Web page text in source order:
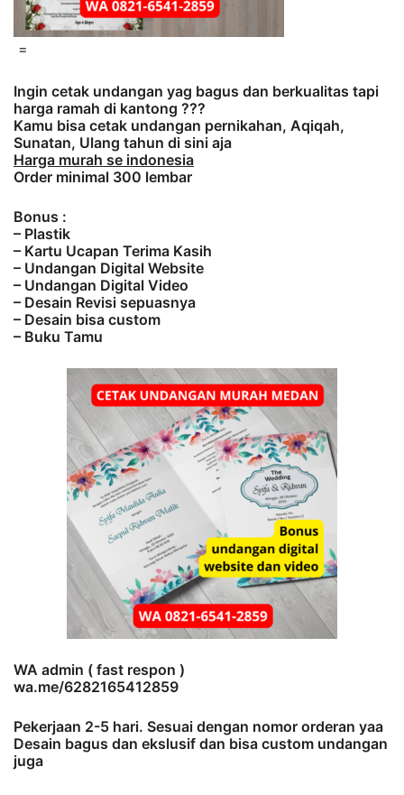
=
Ingin cetak undangan yag bagus dan berkualitas tapi
harga ramah di kantong ???
Kamu bisa cetak undangan pernikahan, Aqiqah,
Sunatan, Ulang tahun di sini aja
Harga murah se indonesia
Order minimal 300 lembar
Bonus :
– Plastik
– Kartu Ucapan Terima Kasih
– Undangan Digital Website
– Undangan Digital Video
– Desain Revisi sepuasnya
– Desain bisa custom
– Buku Tamu
WA admin ( fast respon )
wa.me/6282165412859
Pekerjaan 2-5 hari. Sesuai dengan nomor orderan yaa
Desain bagus dan ekslusif dan bisa custom undangan
juga